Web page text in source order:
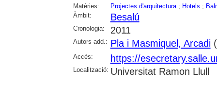
Matèries: Projectes d'arquitectura; Hotels ;
Àmbit:
Besalú
Cronologia: 2011
Autors add.: Pla i Masmiquel, Arcadi
Accés: https://
Localització: Universitat Ramon Llull